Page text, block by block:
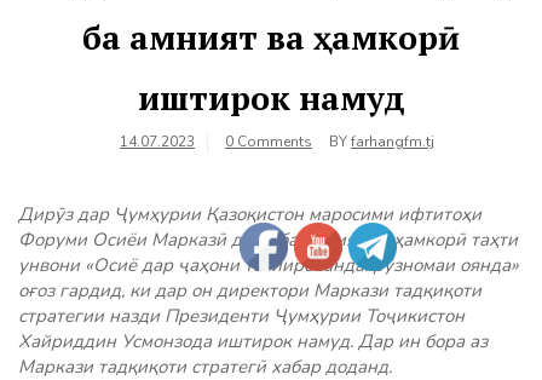
ба амният ва ҳамкорӣ
иштирок намуд
14.07.2023 0 Comments BYfarhangfm.tj
Дирӯз дар Ҷумҳурии Қазоқистон маросими ифтитоҳи
Форуми Осиёи Марказӣ доир ба амният ва ҳамкорӣ таҳти
унвони «Осиё дар ҷаҳони тағйирёбанда: рӯзномаи оянда»
оғоз гардид, ки дар он директори Маркази тадқиқоти
стратегии назди Президенти Ҷумҳурии Тоҷикистон
Хайриддин Усмонзода иштирок намуд. Дар ин бора аз
Маркази тадқиқоти стратегӣ хабар доданд.